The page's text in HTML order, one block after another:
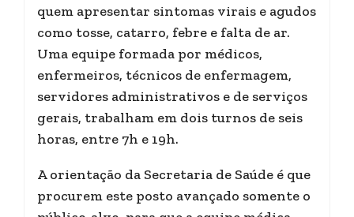
quem apresentar sintomas virais e agudos
como tosse, catarro, febre e falta de ar.
Uma equipe formada por médicos,
enfermeiros, técnicos de enfermagem,
servidores administrativos e de serviços
gerais, trabalham em dois turnos de seis
horas, entre 7h e 19h.
A orientação da Secretaria de Saúde é que
procurem este posto avançado somente o